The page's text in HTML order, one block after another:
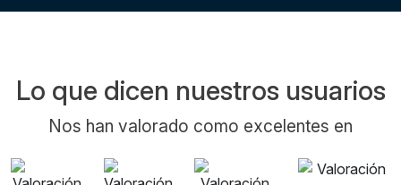
Lo que dicen nuestros usuarios
Nos han valorado como excelentes en